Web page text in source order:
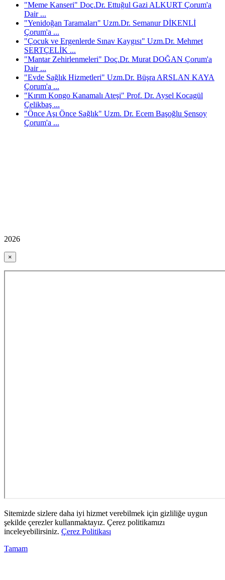
"Meme Kanseri" Doç.Dr. Ettuğul Gazi ALKURT Çorum'a
Dair ...
"Yenidoğan Taramaları" Uzm.Dr. Semanur DİKENLİ
Çorum'a ...
"Çocuk ve Ergenlerde Sınav Kaygısı" Uzm.Dr. Mehmet
SERTÇELİK ...
"Mantar Zehirlenmeleri" Doç.Dr. Murat DOĞAN Çorum'a
Dair ...
"Evde Sağlık Hizmetleri" Uzm.Dr. Büşra ARSLAN KAYA
Çorum'a ...
"Kırım Kongo Kanamalı Ateşi" Prof. Dr. Aysel Kocagül
Çelikbaş ...
"Önce Aşı Önce Sağlık" Uzm. Dr. Ecem Başoğlu Şensoy
Çorum'a ...
2026
×
Sitemizde sizlere daha iyi hizmet verebilmek için gizliliğe uygun
şekilde çerezler kullanmaktayız. Çerez politikamızı
inceleyebilirsiniz. Çerez Politikası
Tamam